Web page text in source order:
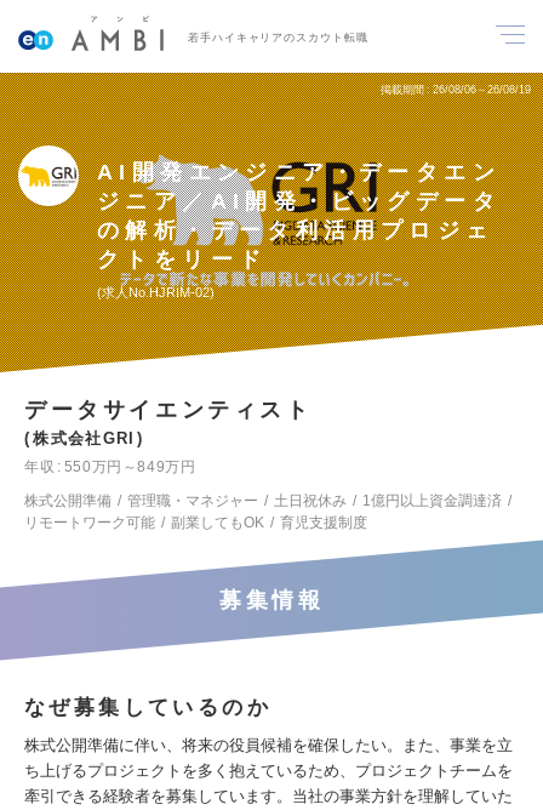
若手ハイキャリアのスカウト転職
掲載期間 26/08/06～26/08/19
AI開発エンジニア・データエン
ジニア／AI開発・ビッグデータ
の解析・データ利活用プロジェ
クトをリード
求人No.HJRIM-02
データサイエンティスト
株式会社GRI
年収
550万円～849万円
株式公開準備
管理職・マネジャー 土日祝休み
1億円以上資金調達済
リモートワーク可能
副業してもOK 育児支援制度
募集情報
なぜ募集しているのか
株式公開準備に伴い、将来の役員候補を確保したい。また、事業を立
ち上げるプロジェクトを多く抱えているため、プロジェクトチームを
牽引できる経験者を募集しています。当社の事業方針を理解していた